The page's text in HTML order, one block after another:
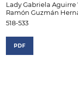
Lady Gabriela Aguirre
Ramón Guzmán
518-533
PDF